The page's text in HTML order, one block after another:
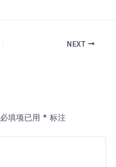
NEXT
必填项已用 * 标注